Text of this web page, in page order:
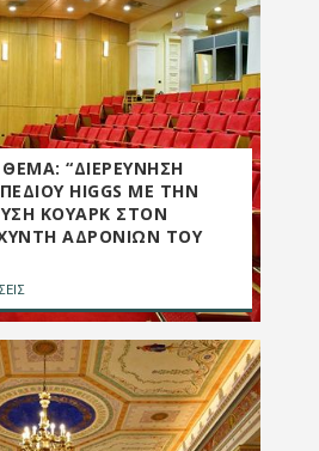
ΘΕΜΑ: “ΔΙΕΡΕΥΝΗΣΗ
HIGGS ΜΕ ΤΗΝ
ΚΟΥΑΡΚ ΣΤΟΝ
ΑΔΡΟΝΙΩΝ ΤΟΥ